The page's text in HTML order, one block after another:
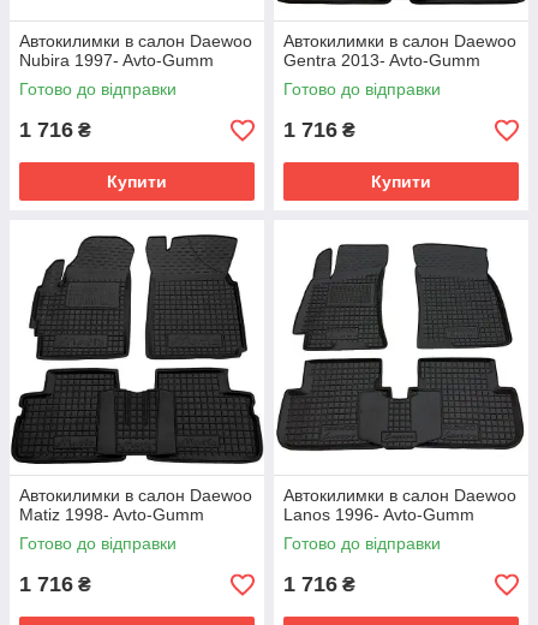
Автокилимки в салон Daewoo
Nubira 1997- Avto-Gumm
Готово до відправки
1 716 ₴
Купити
Автокилимки в салон Daewoo
Gentra 2013- Avto-Gumm
Готово до відправки
1 716 ₴
Купити
Автокилимки в салон Daewoo
Matiz 1998- Avto-Gumm
Готово до відправки
1 716 ₴
Автокилимки в салон Daewoo
Lanos 1996- Avto-Gumm
Готово до відправки
1 716 ₴